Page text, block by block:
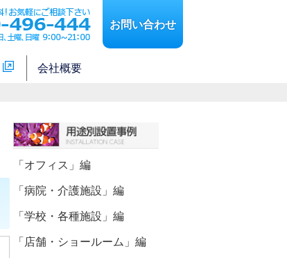
お問い合わせ
会社概要
「オフィス」編
「病院・介護施設」編
「学校・各種施設」編
「店舗・ショールーム」編